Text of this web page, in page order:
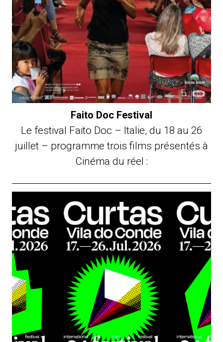
Faito Doc Festival
Le festival Faito Doc – Italie, du 18 au 26
juillet – programme trois films présentés à
Cinéma du réel :